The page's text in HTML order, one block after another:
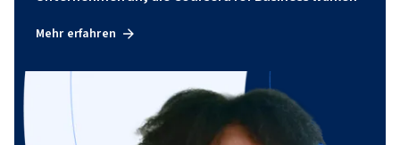
Mehr erfahren